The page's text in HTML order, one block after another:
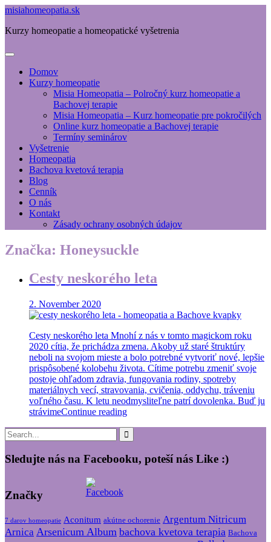
misiahomeopatia.sk
Kurzy homeopatie a homeopatické vyšetrenia
Domov
Kurzy homeopatie
Misia Homeopatia – Polročný kurz homeopatie a
Bachovej terapie
Misia Homeopatia – Kurz homeopatie pre pokročilých
Online kurz homeopatie a Bachovej terapie
Termíny seminárov
Vyšetrenie
Homeopatia
Bachova kvetová terapia
Blog
Cenník
O nás
Kontakt
Zásady ochrany osobných údajov
Značka: Honeysuckle
Cesty neskorého leta
2. November 2020
Cesty neskorého leta Mnohí z nás v tomto magickom roku
2020 cítia, že prichádza zmena. Akoby už staré štruktúry
neboli na svojom mieste a bolo potrebné vytvoriť nové, lepšie
prispôsobené kolobehu života. Cítime potrebu zmeniť svoje
postoje ohľadom zdravia, fungovania rodiny, spotreby
materiálnych vecí, stravovania, cvičenia, oddychu, tráveniu
voľného času. K letu neodmysliteľne patrí dovolenka. Buď ju
strávimeContinue reading
Sledujte nás na Facebooku, poteší nás Like :)
Značky
7 darov homeopatie Aconitum akútne ochorenie Argentum Nitricum
Arnica Arsenicum Album bachova kvetova terapia Bachova